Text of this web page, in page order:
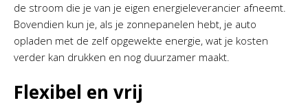
de stroom die je van je eigen energieleverancier afneemt.
Bovendien kun je, als je zonnepanelen hebt, je auto
opladen met de zelf opgewekte energie, wat je kosten
verder kan drukken en nog duurzamer maakt.
Flexibel en vrij